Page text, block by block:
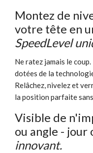
Montez de
votre tête en
SpeedLevel
Ne ratez jamais le
dotées de la
Relâchez, nivelez et
la position parfaite
Visible de
ou angle - jour
innovant.